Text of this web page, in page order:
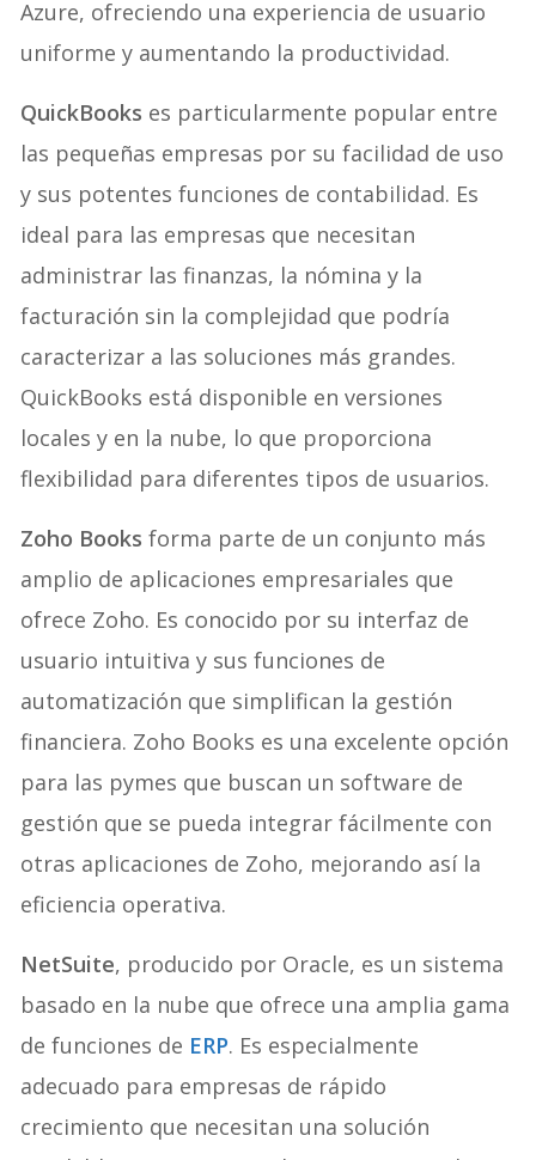
Azure, ofreciendo una experiencia de usuario
uniforme y aumentando la productividad.
QuickBooks es particularmente popular entre
las pequeñas empresas por su facilidad de uso
y sus potentes funciones de contabilidad. Es
ideal para las empresas que necesitan
administrar las finanzas, la nómina y la
facturación sin la complejidad que podría
caracterizar a las soluciones más grandes.
QuickBooks está disponible en versiones
locales y en la nube, lo que proporciona
flexibilidad para diferentes tipos de usuarios.
Zoho Books forma parte de un conjunto más
amplio de aplicaciones empresariales que
ofrece Zoho. Es conocido por su interfaz de
usuario intuitiva y sus funciones de
automatización que simplifican la gestión
financiera. Zoho Books es una excelente opción
para las pymes que buscan un software de
gestión que se pueda integrar fácilmente con
otras aplicaciones de Zoho, mejorando así la
eficiencia operativa.
NetSuite, producido por Oracle, es un sistema
basado en la nube que ofrece una amplia gama
de funciones de ERP. Es especialmente
adecuado para empresas de rápido
crecimiento que necesitan una solución